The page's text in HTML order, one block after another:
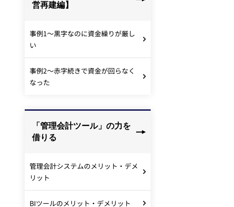
営再建編】
事例1～黒字なのに資金繰りが厳し
い
事例2～赤字続きで資金が回らなく
なった
「管理会計ツール」の力を
借りる
管理会計システムのメリット・デメ
リット
BIツールのメリット・デメリット